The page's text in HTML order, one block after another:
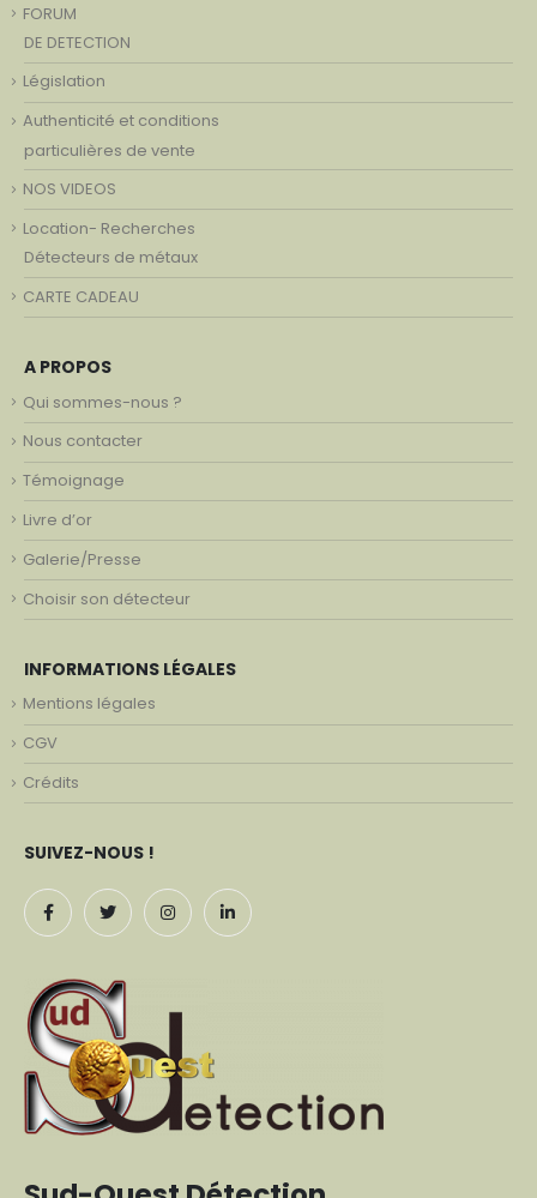
FORUM
DE DETECTION
Législation
Authenticité et conditions
particulières de vente
NOS VIDEOS
Location- Recherches
Détecteurs de métaux
CARTE CADEAU
A PROPOS
Qui sommes-nous ?
Nous contacter
Témoignage
Livre d’or
Galerie/Presse
Choisir son détecteur
INFORMATIONS LÉGALES
Mentions légales
CGV
Crédits
SUIVEZ-NOUS !